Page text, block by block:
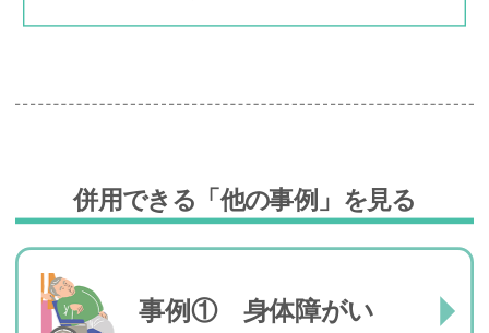
併用できる「他の事例」を見る
事例① 身体障がい